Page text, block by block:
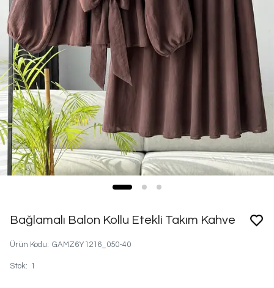
Bağlamalı Balon Kollu Etekli Takım Kahve
Ürün Kodu: GAMZ6Y1216_050-40
Stok: 1